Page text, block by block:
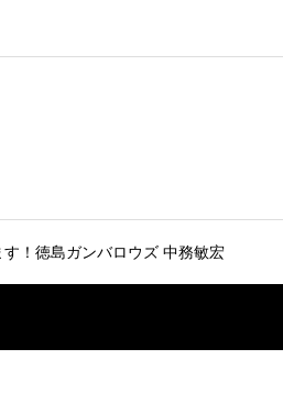
す！徳島ガンバロウズ 中務敏宏